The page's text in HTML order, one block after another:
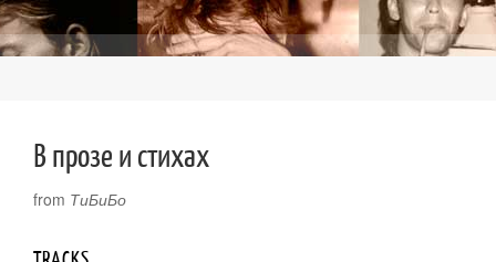
В прозе и стихах
from ТиБиБо